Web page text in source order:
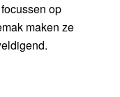
op
maken ze